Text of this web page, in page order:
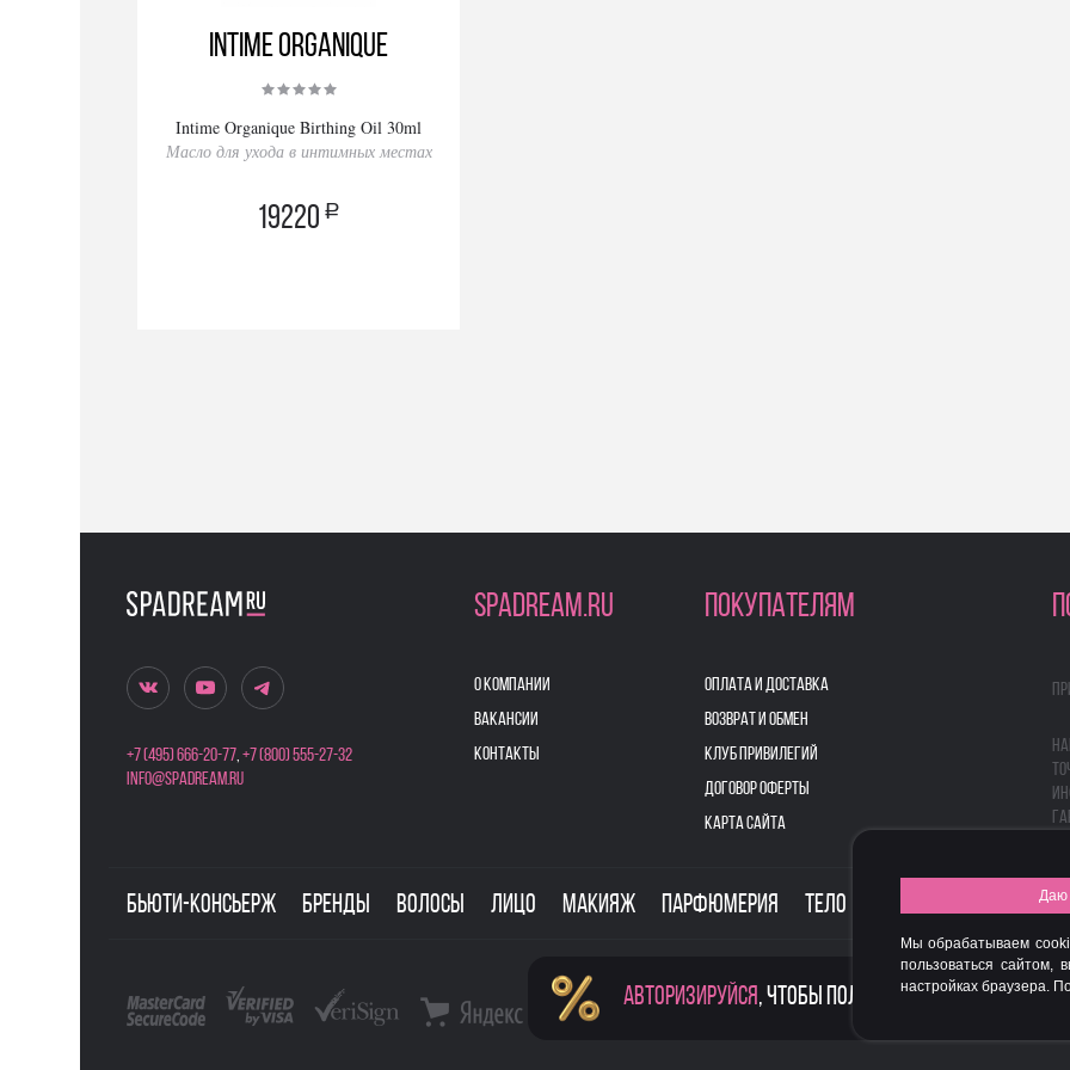
Intime Organique
Intime Organique Birthing Oil 30ml
Масло для ухода в интимных местах
19220 a
+7 (495) 666-20-77,+7 (800) 555-27-32
info@spadream.ru
SPADREAM.RU
О КОМПАНИИ
ВАКАНСИИ
КОНТАКТЫ
ПОКУПАТЕЛЯМ
ОПЛАТА И ДОСТАВКА
ВОЗВРАТ И ОБМЕН
КЛУБ ПРИВИЛЕГИЙ
ДОГОВОР ОФЕРТЫ
КАРТА САЙТА
Бьюти-консьерж Бренды Волосы Лицо Макияж Парфюмерия Тело Для
FASHION NEW YEAR AWARDS 2015
Авторизируйся, чтобы получить скидку
Даю
Мы обрабатываем
пользоваться сайтом,
настройках браузера.